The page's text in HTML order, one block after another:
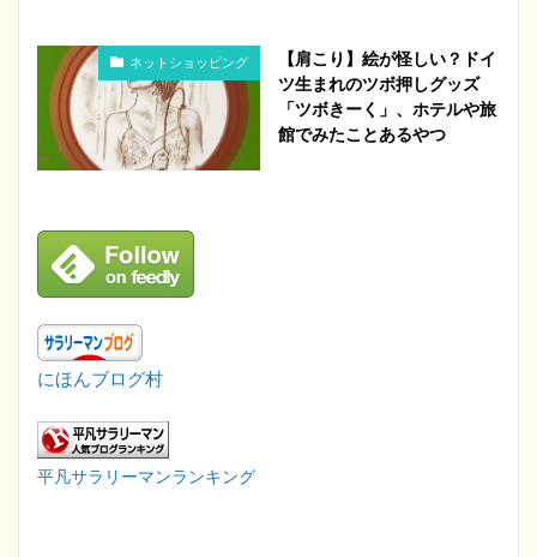
ネットショッピング
【肩こり】絵が怪しい？ドイ
ツ生まれのツボ押しグッズ
「ツボきーく」、ホテルや旅
館でみたことあるやつ
にほんブログ村
平凡サラリーマンランキング